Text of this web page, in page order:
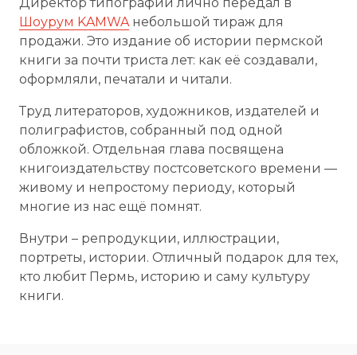
Директор типографии лично передал в
Шоурум KAMWAнебольшой тираж для
продажи. Это издание об истории пермской
книги за почти триста лет: как её создавали,
оформляли, печатали и читали.
Труд литераторов, художников, издателей и
полиграфистов, собранный под одной
обложкой. Отдельная глава посвящена
книгоиздательству постсоветского времени —
живому и непростому периоду, который
многие из нас ещё помнят.
Внутри – репродукции, иллюстрации,
портреты, истории. Отличный подарок для тех,
кто любит Пермь, историю и саму культуру
книги.